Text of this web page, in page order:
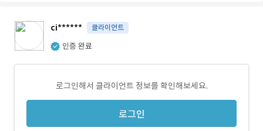
ci****** 클라이언트
인증 완료
로그인해서 클라이언트 정보를 확인해보세요.
로그인